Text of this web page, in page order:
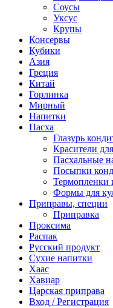
Соусы
Уксус
Крупы
Консервы
Кубики
Азия
Греция
Китай
Горлинка
Мирный
Напитки
Пасха
Глазурь
Красители
Пасхальные
Посыпки
Термопленки
Формы для
Приправы, специи
Приправка
Проксима
Распак
Русский продукт
Сухие напитки
Хаас
Хавиар
Царская приправа
Вход / Регистрация